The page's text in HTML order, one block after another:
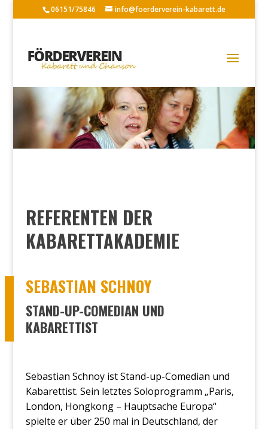
06151/75846 info@foerderverein-kabarett.de
REFERENTEN DER
KABARETTAKADEMIE
SEBAS­TI­AN SCHNOY
STAND-UP-COMEDIAN UND
KABARETTIST
Sebas­ti­an Schnoy ist Stand-up-Come­di­an und
Kaba­ret­tist. Sein letz­tes Solo­pro­gramm „Paris,
Lon­don, Hong­kong – Haupt­sa­che Euro­pa“
spiel­te er über 250 mal in Deutsch­land, der